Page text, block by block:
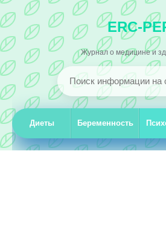
ERC-
Журнал о медицине и
Диеты Беременность